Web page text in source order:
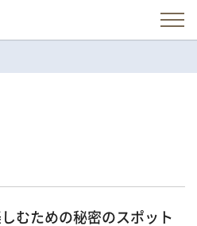
むための秘密のスポット